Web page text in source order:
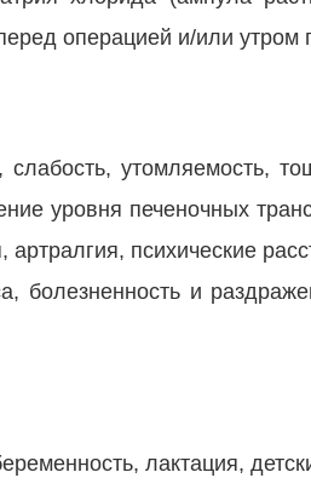
операцией и/или утром
утомляемость,
уровня печеночных
психические
болезненность и
лактация,